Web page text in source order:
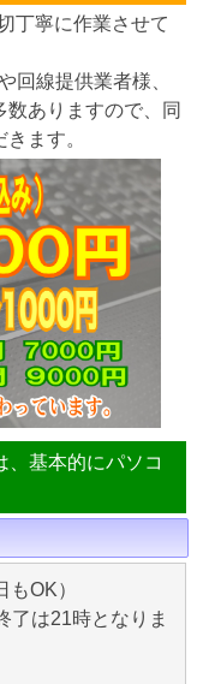
丁寧に作業させて
回線提供業者様、
ありますので、同
ます。
基本的にパソコ
OK）
了は21時となりま